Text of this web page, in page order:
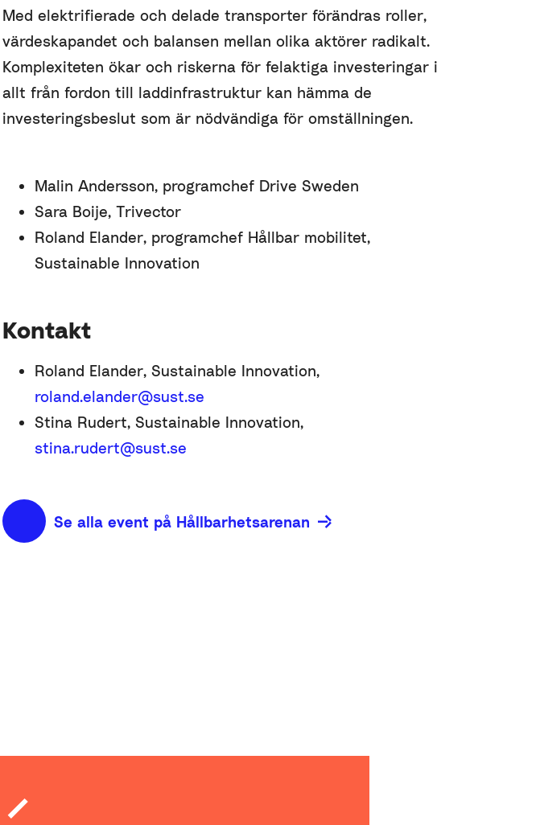
Med elektrifierade och delade transporter förändras roller,
värdeskapandet och balansen mellan olika aktörer radikalt.
Komplexiteten ökar och riskerna för felaktiga investeringar i
allt från fordon till laddinfrastruktur kan hämma de
investeringsbeslut som är nödvändiga för omställningen.
Malin Andersson, programchef Drive Sweden
Sara Boije, Trivector
Roland Elander, programchef Hållbar mobilitet,
Sustainable Innovation
Kontakt
Roland Elander, Sustainable Innovation,
roland.elander@sust.se
Stina Rudert, Sustainable Innovation,
stina.rudert@sust.se
Se alla event på Hållbarhetsarenan